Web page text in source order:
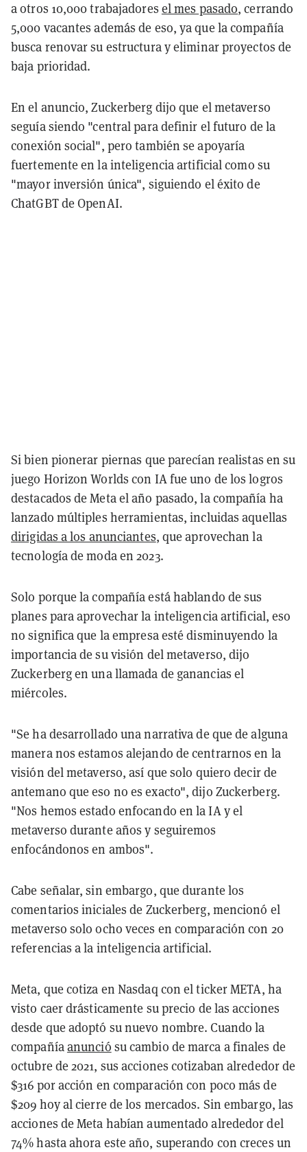
a otros 10,000 trabajadores el mes pasado, cerrando
5,000 vacantes además de eso, ya que la compañía
busca renovar su estructura y eliminar proyectos de
baja prioridad.
En el anuncio, Zuckerberg dijo que el metaverso
seguía siendo "central para definir el futuro de la
conexión social", pero también se apoyaría
fuertemente en la inteligencia artificial como su
"mayor inversión única", siguiendo el éxito de
ChatGBT de OpenAI.
Si bien pionerar piernas que parecían realistas en su
juego Horizon Worlds con IA fue uno de los logros
destacados de Meta el año pasado, la compañía ha
lanzado múltiples herramientas, incluidas aquellas
dirigidas a los anunciantes, que aprovechan la
tecnología de moda en 2023.
Solo porque la compañía está hablando de sus
planes para aprovechar la inteligencia artificial, eso
no significa que la empresa esté disminuyendo la
importancia de su visión del metaverso, dijo
Zuckerberg en una llamada de ganancias el
miércoles.
"Se ha desarrollado una narrativa de que de alguna
manera nos estamos alejando de centrarnos en la
visión del metaverso, así que solo quiero decir de
antemano que eso no es exacto", dijo Zuckerberg.
"Nos hemos estado enfocando en la IA y el
metaverso durante años y seguiremos
enfocándonos en ambos".
Cabe señalar, sin embargo, que durante los
comentarios iniciales de Zuckerberg, mencionó el
metaverso solo ocho veces en comparación con 20
referencias a la inteligencia artificial.
Meta, que cotiza en Nasdaq con el ticker META, ha
visto caer drásticamente su precio de las acciones
desde que adoptó su nuevo nombre. Cuando la
compañíaanunció su cambio de marca a finales de
octubre de 2021, sus acciones cotizaban alrededor de
$316 por acción en comparación con poco más de
$209 hoy al cierre de los mercados. Sin embargo, las
acciones de Meta habían aumentado alrededor del
74% hasta ahora este año, superando con creces un